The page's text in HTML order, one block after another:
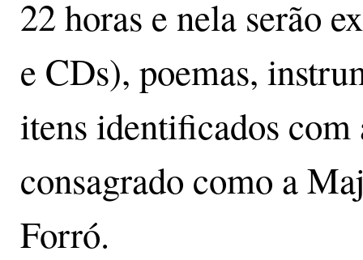
22 horas e nela serão
e CDs), poemas,
itens identificados
consagrado como a
Forró.